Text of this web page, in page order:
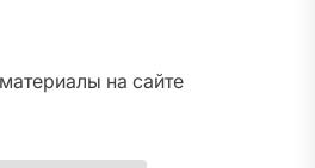
на сайте